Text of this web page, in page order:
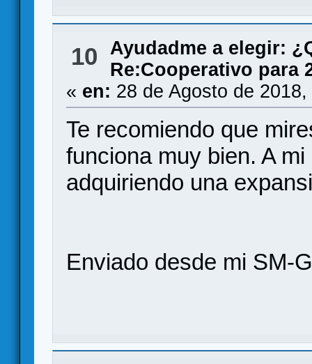
10
Ayudadme a elegir:
Re:Cooperativo para
« en: 28 de Agosto de
Te recomiendo que
funciona muy bien. A
adquiriendo una
Enviado desde mi SM-